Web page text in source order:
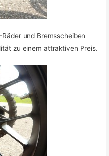
und Bremsscheiben
zu einem attraktiven Preis.